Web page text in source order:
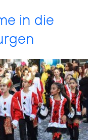
in die